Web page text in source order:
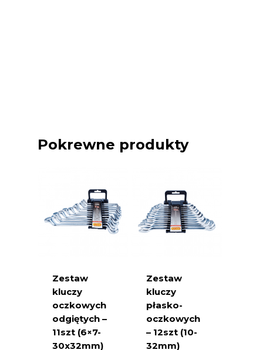
Pokrewne produkty
Zestaw
kluczy
oczkowych
odgiętych –
11szt (6×7-
30x32mm)
Zestaw
kluczy
płasko-
oczkowych
– 12szt (10-
32mm)